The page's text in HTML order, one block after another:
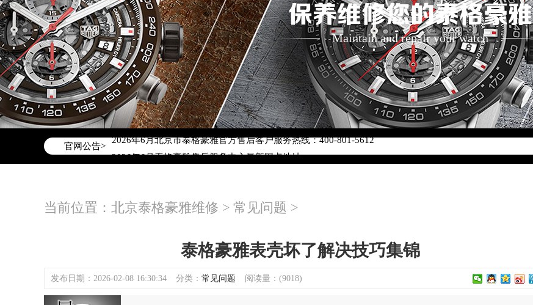
保养维修您的泰格豪雅
Maintain and repair your watch
官网公告>
2026年6月泰格豪雅北京市售后服务网络优化升级公告
2026年6月北京市泰格豪雅官方售后客户服务热线：400-801-5612
2026年6月泰格豪雅售后服务中心最新网点地址：
北京市朝阳区建国门外大街甲6号华熙国际中心D座11层1102室泰格豪雅售后服务中心（需提前预约）
节假日正常营业！
当前位置： 北京泰格豪雅维修 > 常见问题 >
泰格豪雅表壳坏了解决技巧集锦
发布日期：2026-02-08 16:30:34 分类： 常见问题 阅读量：(9018)